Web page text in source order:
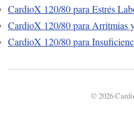
CardioX 120/80 para Estrés
CardioX 120/80 para Arritmias
CardioX 120/80 para
© 2026